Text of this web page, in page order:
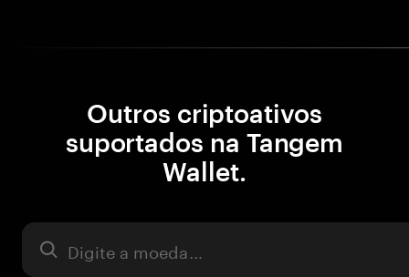
Outros criptoativos
suportados na Tangem
Wallet.
Ativo